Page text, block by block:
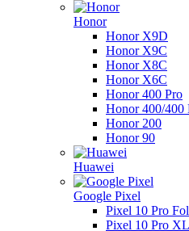
Honor
Honor X9D
Honor X9C
Honor X8C
Honor X6C
Honor 400 Pro
Honor 400/400
Honor 200
Honor 90
Huawei
Google Pixel
Pixel 10 Pro
Pixel 10 Pro XL